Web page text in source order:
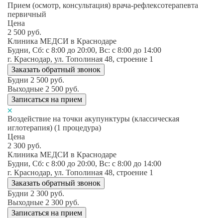
Прием (осмотр, консультация) врача-рефлексотерапевта
первичный
Цена
2 500 руб.
Клиника МЕДСИ в Краснодаре
Будни, Сб: c 8:00 до 20:00, Вс: c 8:00 до 14:00
г. Краснодар, ул. Тополиная 48, строение 1
Заказать обратный звонок
Будни 2 500 руб.
Выходные 2 500 руб.
Записаться на прием
Воздействие на точки акупунктуры (классическая
иглотерапия) (1 процедура)
Цена
2 300 руб.
Клиника МЕДСИ в Краснодаре
Будни, Сб: c 8:00 до 20:00, Вс: c 8:00 до 14:00
г. Краснодар, ул. Тополиная 48, строение 1
Заказать обратный звонок
Будни 2 300 руб.
Выходные 2 300 руб.
Записаться на прием